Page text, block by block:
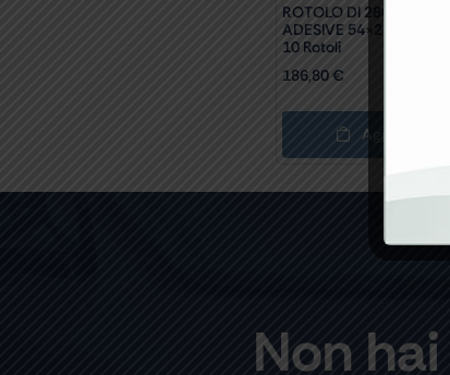
ROTOLO DI 280
ADESIVE 54×25 Mm Per
10 Rotoli
186,80€
Aggiungi Al
Non